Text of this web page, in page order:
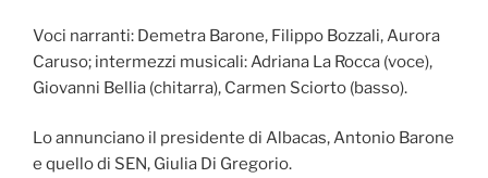
Voci narranti: Demetra Barone, Filippo Bozzali, Aurora
Caruso; intermezzi musicali: Adriana La Rocca (voce),
Giovanni Bellia (chitarra), Carmen Sciorto (basso).
Lo annunciano il presidente di Albacas, Antonio Barone
e quello di SEN, Giulia Di Gregorio.